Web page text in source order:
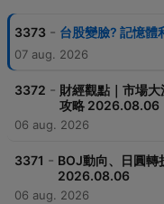
3373 - 台股變臉? 記憶
07 aug. 2026
3372 - 財經觀點｜市場
攻略 2026.08.06
06 aug. 2026
3371 - BOJ動向、日圓轉
2026.08.06
06 aug. 2026